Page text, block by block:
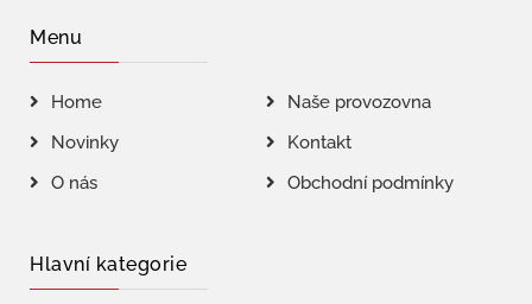
Menu
Home
Naše provozovna
Novinky
Kontakt
O nás
Obchodní podmínky
Hlavní kategorie